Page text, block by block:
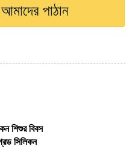
পাঠান
শিশুর বিবস
সিলিকন